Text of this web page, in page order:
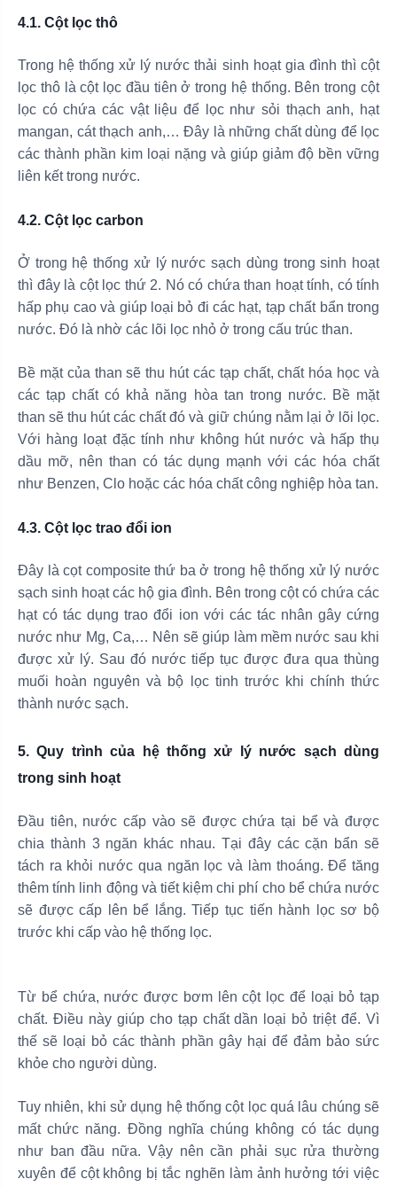
4.1. Cột lọc thô
Trong hệ thống xử lý nước thải sinh hoạt gia đình thì cột
lọc thô là cột lọc đầu tiên ở trong hệ thống. Bên trong cột
lọc có chứa các vật liệu để lọc như sỏi thạch anh, hạt
mangan, cát thạch anh,… Đây là những chất dùng để lọc
các thành phần kim loại nặng và giúp giảm độ bền vững
liên kết trong nước.
4.2. Cột lọc carbon
Ở trong hệ thống xử lý nước sạch dùng trong sinh hoạt
thì đây là cột lọc thứ 2. Nó có chứa than hoạt tính, có tính
hấp phụ cao và giúp loại bỏ đi các hạt, tạp chất bẩn trong
nước. Đó là nhờ các lõi lọc nhỏ ở trong cấu trúc than.
Bề mặt của than sẽ thu hút các tạp chất, chất hóa học và
các tạp chất có khả năng hòa tan trong nước. Bề mặt
than sẽ thu hút các chất đó và giữ chúng nằm lại ở lõi lọc.
Với hàng loạt đặc tính như không hút nước và hấp thụ
dầu mỡ, nên than có tác dụng mạnh với các hóa chất
như Benzen, Clo hoặc các hóa chất công nghiệp hòa tan.
4.3. Cột lọc trao đổi ion
Đây là cọt composite thứ ba ở trong hệ thống xử lý nước
sạch sinh hoạt các hộ gia đình. Bên trong cột có chứa các
hạt có tác dụng trao đổi ion với các tác nhân gây cứng
nước như Mg, Ca,… Nên sẽ giúp làm mềm nước sau khi
được xử lý. Sau đó nước tiếp tục được đưa qua thùng
muối hoàn nguyên và bộ lọc tinh trước khi chính thức
thành nước sạch.
5. Quy trình của hệ thống xử lý nước sạch dùng
trong sinh hoạt
Đầu tiên, nước cấp vào sẽ được chứa tại bể và được
chia thành 3 ngăn khác nhau. Tại đây các cặn bẩn sẽ
tách ra khỏi nước qua ngăn lọc và làm thoáng. Để tăng
thêm tính linh động và tiết kiệm chi phí cho bể chứa nước
sẽ được cấp lên bể lắng. Tiếp tục tiến hành lọc sơ bộ
trước khi cấp vào hệ thống lọc.
Từ bể chứa, nước được bơm lên cột lọc để loại bỏ tạp
chất. Điều này giúp cho tạp chất dần loại bỏ triệt để. Vì
thế sẽ loại bỏ các thành phần gây hại để đảm bảo sức
khỏe cho người dùng.
Tuy nhiên, khi sử dụng hệ thống cột lọc quá lâu chúng sẽ
mất chức năng. Đồng nghĩa chúng không có tác dụng
như ban đầu nữa. Vậy nên cần phải sục rửa thường
xuyên để cột không bị tắc nghẽn làm ảnh hưởng tới việc